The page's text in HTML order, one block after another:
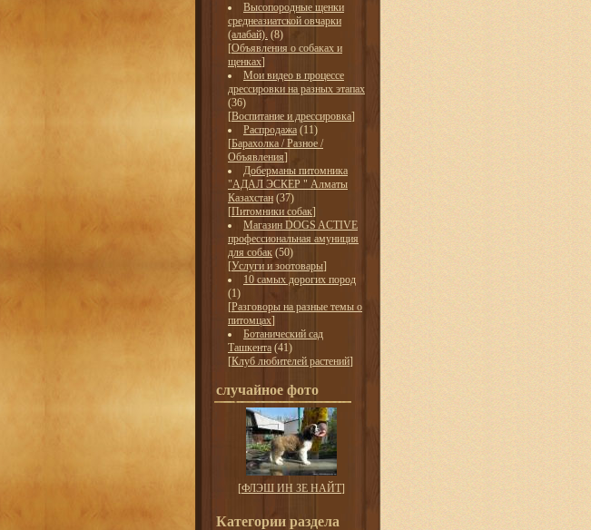
Высопородные щенки
среднеазиатской овчарки
(алабай). (8)
[Объявления о собаках и
щенках]
Мои видео в процессе
дрессировки на разных этапах
(36)
[Воспитание и дрессировка]
Распродажа (11)
[Барахолка / Разное /
Объявления]
Доберманы питомника
"АДАЛ ЭСКЕР " Алматы
Казахстан (37)
[Питомники собак]
Магазин DOGS ACTIVE
профессиональная амуниция
для собак (50)
[Услуги и зоотовары]
10 самых дорогих пород
(1)
[Разговоры на разные темы о
питомцах]
Ботанический сад
Ташкента (41)
[Клуб любителей растений]
случайное фото
[ФЛЭШ ИН ЗЕ НАЙТ]
Категории раздела